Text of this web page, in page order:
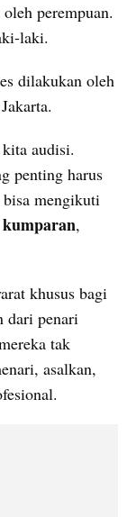
perempuan.
laki.
dilakukan oleh
audisi.
penting harus
mengikuti
kumparan,
khusus bagi
dari penari
tak
asalkan,